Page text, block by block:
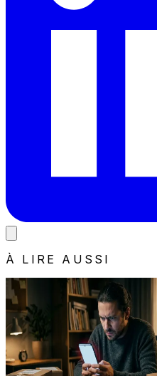
À LIRE AUSSI